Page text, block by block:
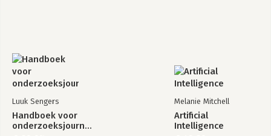
Luuk Sengers
Handboek voor
onderzoeksjournalisten
Melanie Mitchell
Artificial
Intelligence